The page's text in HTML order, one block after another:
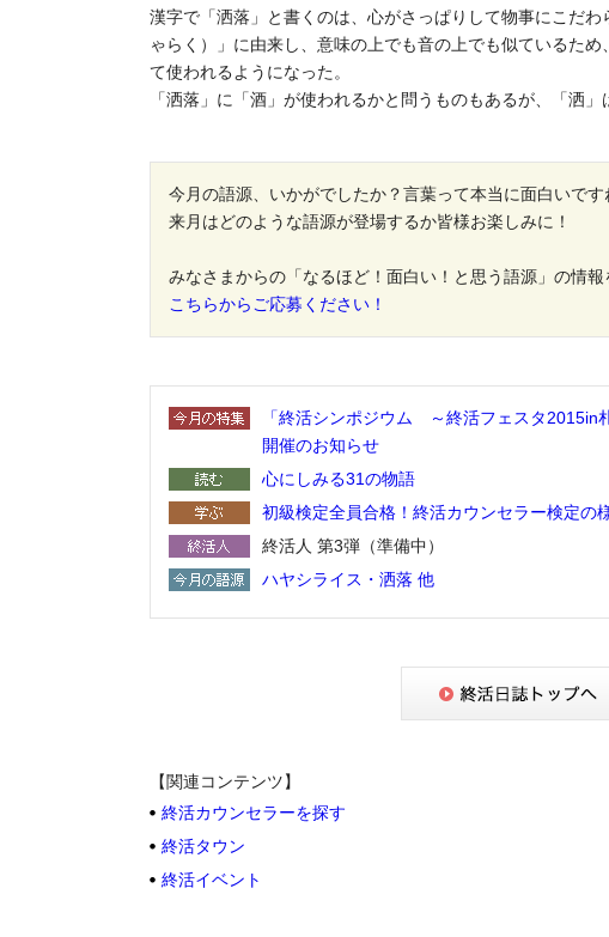
漢字で「洒落」と書くのは、心がさっぱりして物事にこだ
ゃらく）」に由来し、意味の上でも音の上でも似ているた
て使われるようになった。
「洒落」に「酒」が使われるかと問うものもあるが、「洒」
今月の語源、いかがでしたか？言葉って本当に面白いです
来月はどのような語源が登場するか皆様お楽しみに！
みなさまからの「なるほど！面白い！と思う語源」の情報
こちらからご応募ください！
「終活シンポジウム ～終活フェスタ2015in
開催のお知らせ
心にしみる31の物語
初級検定全員合格！終活カウンセラー検定の
終活人 第3弾（準備中）
ハヤシライス・洒落 他
【関連コンテンツ】
終活カウンセラーを探す
終活タウン
終活イベント